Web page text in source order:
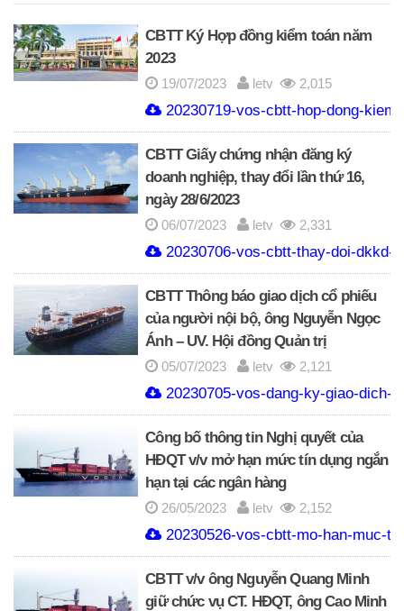
CBTT Ký Hợp đồng kiểm toán năm
2023
19/07/2023 letv 2,015
20230719-vos-cbtt-hop-dong-
CBTT Giấy chứng nhận đăng ký
doanh nghiệp, thay đổi lần thứ 16,
ngày 28/6/2023
06/07/2023 letv 2,331
20230706-vos-cbtt-thay-doi-dkkd-
CBTT Thông báo giao dịch cổ phiếu
của người nội bộ, ông Nguyễn Ngọc
Ánh – UV. Hội đồng Quản trị
05/07/2023 letv 2,121
20230705-vos-dang-ky-giao-dich-
Công bố thông tin Nghị quyết của
HĐQT v/v mở hạn mức tín dụng ngắn
hạn tại các ngân hàng
26/05/2023 letv 2,152
20230526-vos-cbtt-mo-han-muc-
CBTT v/v ông Nguyễn Quang Minh
giữ chức vụ CT. HĐQT, ông Cao Minh